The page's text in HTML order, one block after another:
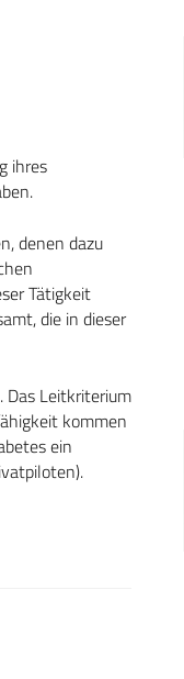
ihres
denen dazu
Tätigkeit
die in dieser
Das Leitkriterium
kommen
ein